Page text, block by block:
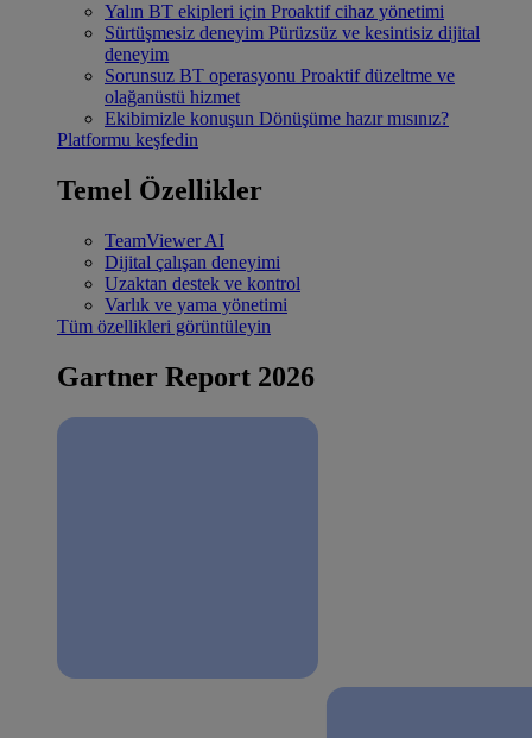
Yalın BT ekipleri için Proaktif cihaz yönetimi
Sürtüşmesiz deneyim Pürüzsüz ve kesintisiz dijital
deneyim
Sorunsuz BT operasyonu Proaktif düzeltme ve
olağanüstü hizmet
Ekibimizle konuşun Dönüşüme hazır mısınız?
Platformu keşfedin
Temel Özellikler
TeamViewer AI
Dijital çalışan deneyimi
Uzaktan destek ve kontrol
Varlık ve yama yönetimi
Tüm özellikleri görüntüleyin
Gartner Report 2026